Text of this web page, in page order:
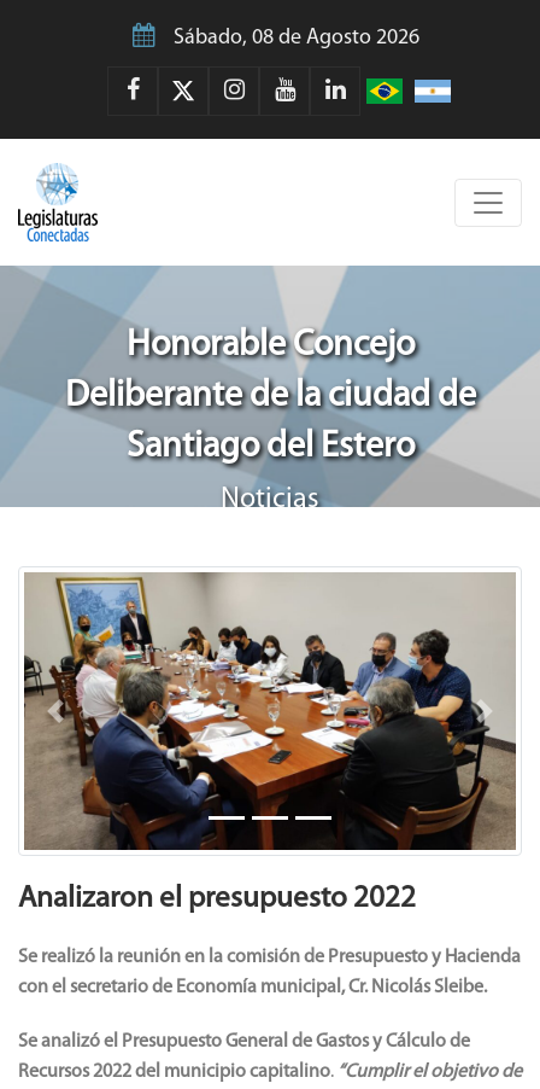
Sábado, 08 de Agosto 2026
Honorable Concejo
Deliberante de la ciudad de
Santiago del Estero
Noticias
Previous Next
Analizaron el presupuesto 2022
Se realizó la reunión en la comisión de Presupuesto y Hacienda
con el secretario de Economía municipal, Cr. Nicolás Sleibe.
Se analizó el Presupuesto General de Gastos y Cálculo de
Recursos 2022 del municipio capitalino. “Cumplir el objetivo de